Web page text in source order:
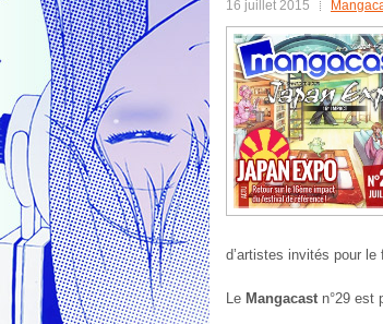
16 juillet 2015
d’artistes invités pour
Le Mangacast n°29 est